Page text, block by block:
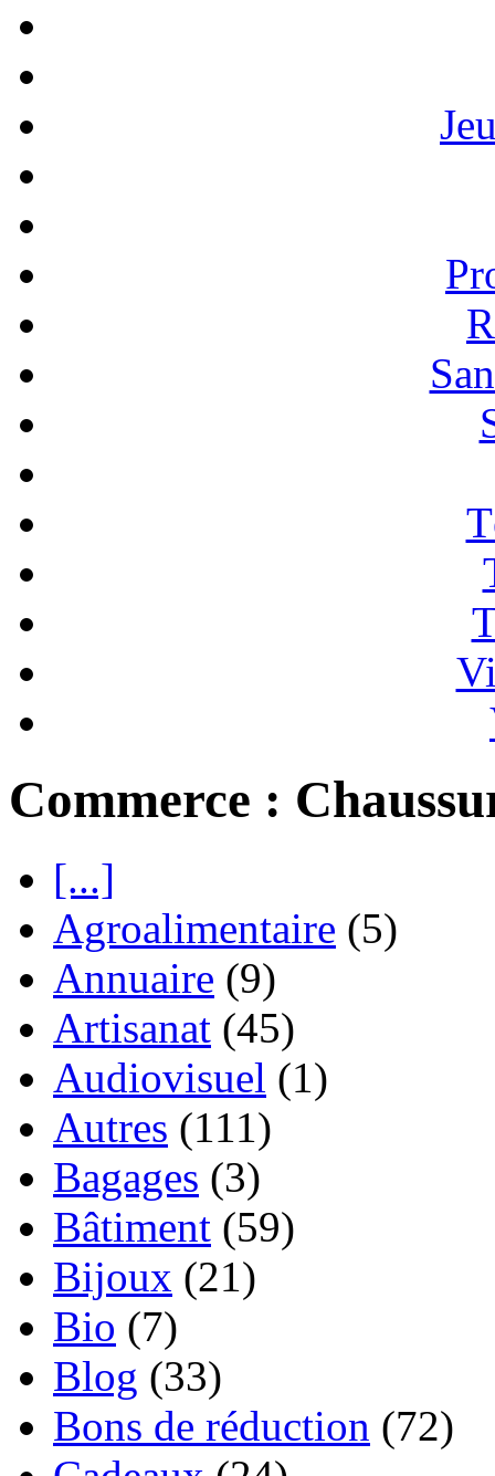
Commerce :
[...]
Agroalimentaire (5)
Annuaire (9)
Artisanat (45)
Audiovisuel (1)
Autres (111)
Bagages (3)
Bâtiment (59)
Bijoux (21)
Bio (7)
Blog (33)
Bons de réduction (72)